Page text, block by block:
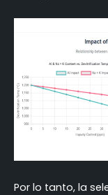
Por lo tanto, la